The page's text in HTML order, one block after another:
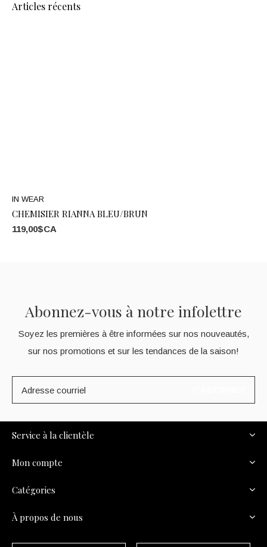
Articles récents
IN WEAR
CHEMISIER RIANNA BLEU/BRUN
119,00$CA
Abonnez-vous à notre infolettre
Soyez les premières à être informées sur nos nouveautés,
sur nos promotions et sur les tendances de la saison!
Service à la clientèle
Mon compte
Catégories
À propos de nous